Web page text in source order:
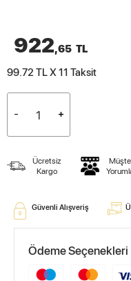
922,65 TL
99.72 TL X 11 Taksit
Ücretsiz
Kargo
Güvenli Alışveriş
Ödeme Seçenekleri